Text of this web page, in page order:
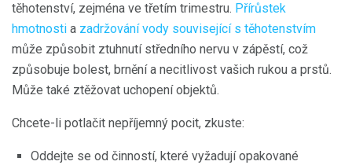
těhotenství, zejména ve třetím trimestru. Přírůstek
hmotnosti a zadržování vody související s těhotenstvím
může způsobit ztuhnutí středního nervu v zápěstí, což
způsobuje bolest, brnění a necitlivost vašich rukou a prstů.
Může také ztěžovat uchopení objektů.
Chcete-li potlačit nepříjemný pocit, zkuste:
Oddejte se od činností, které vyžadují opakované